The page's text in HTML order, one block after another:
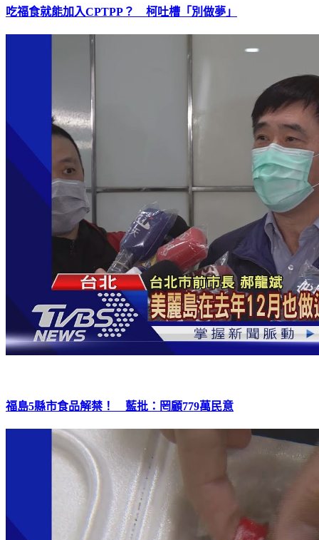
吃福食就能加入CPTPP？ 柯吐槽「別做夢」
福島5縣市食品解禁！ 藍批：罔顧779萬民意